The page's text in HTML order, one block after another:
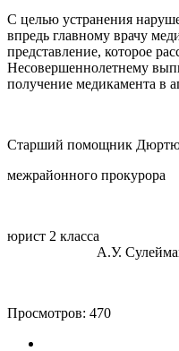
С целью устранения
впредь главному врачу
представление, которое
Несовершеннолетнему
получение медикамента в
Старший помощник
межрайонного прокурора
юрист 2
А.У.
Просмотров: 470